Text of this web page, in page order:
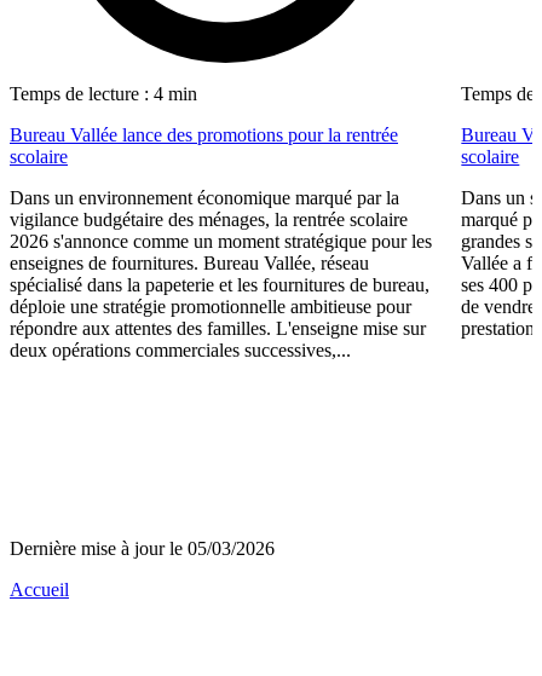
Temps de lecture : 4 min
Bureau Vallée lance des promotions pour la rentrée
scolaire
Dans un environnement économique marqué par la
vigilance budgétaire des ménages, la rentrée scolaire
2026 s'annonce comme un moment stratégique pour les
enseignes de fournitures. Bureau Vallée, réseau
spécialisé dans la papeterie et les fournitures de bureau,
déploie une stratégie promotionnelle ambitieuse pour
répondre aux attentes des familles. L'enseigne mise sur
deux opérations commerciales successives,...
Temps de
Bureau
scolaire
Dans un
marqué
grandes
Vallée a
ses 400
de vendre
Dernière mise à jour le 05/03/2026
Accueil